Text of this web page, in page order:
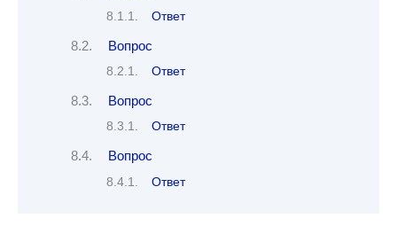
Ответ
Вопрос
Ответ
Вопрос
Ответ
Вопрос
Ответ